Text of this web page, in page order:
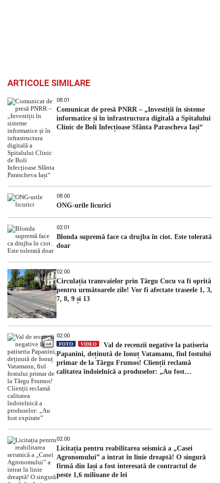
ARTICOLE SIMILARE
08:01
Comunicat de presă PNRR – „Investiții în sisteme
informatice și în infrastructura digitală a Spitalului
Clinic de Boli Infecțioase Sfânta Parascheva Iași“
08:00
ONG-urile licurici
02:01
Blonda supremă face ca drujba în ciot. Este tolerată
doar
02:00
Circulația tramvaielor prin Târgu Cucu va fi oprită
pentru următoarele zile! Vor fi afectate traseele 1, 3,
7, 8, 9 și 13
02:00
FOTO VIDEO
Val de recenzii negative la patiseria
Papanini, deținută de Ionuț Vatamanu, fiul fostului
primar de la Târgu Frumos! Clienții reclamă
calitatea îndoielnică a produselor: „Au fost
02:00
Licitația pentru reabilitarea seismică a „Casei
Agronomului” a intrat în linie dreaptă! O singură
firmă din Iași a fost interesată de contractul de
peste 1,6 milioane de lei